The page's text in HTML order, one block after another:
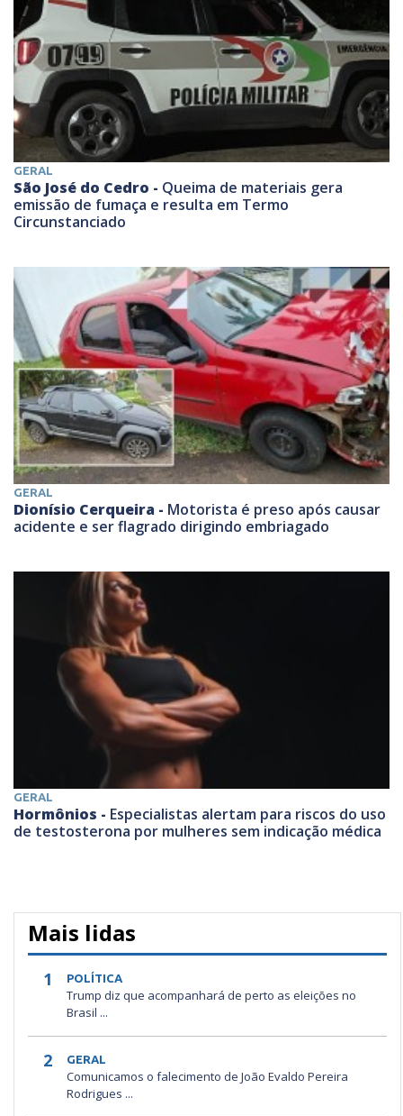
GERAL
São José do Cedro - Queima de materiais gera
emissão de fumaça e resulta em Termo
Circunstanciado
GERAL
Dionísio Cerqueira - Motorista é preso após causar
acidente e ser flagrado dirigindo embriagado
GERAL
Hormônios - Especialistas alertam para riscos do uso
de testosterona por mulheres sem indicação médica
Mais lidas
1 POLÍTICA
Trump diz que acompanhará de perto as eleições no
Brasil ...
2 GERAL
Comunicamos o falecimento de João Evaldo Pereira
Rodrigues ...